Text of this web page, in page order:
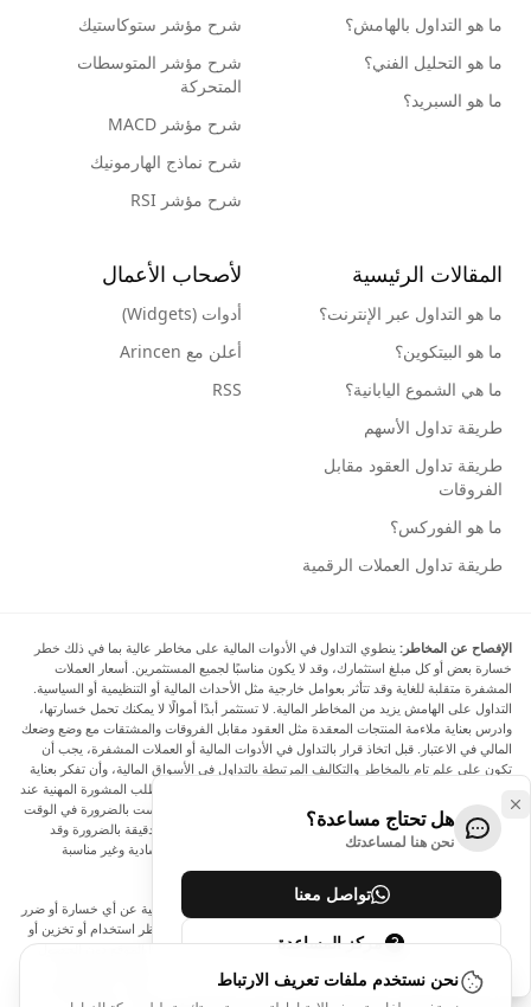
ما هو التداول بالهامش؟
ما هو التحليل الفني؟
ما هو السبريد؟
شرح مؤشر ستوكاستيك
شرح مؤشر المتوسطات
المتحركة
شرح مؤشر MACD
شرح نماذج الهارمونيك
شرح مؤشر RSI
المقالات الرئيسية
ما هو التداول عبر الإنترنت؟
ما هو البيتكوين؟
ما هي الشموع اليابانية؟
طريقة تداول الأسهم
طريقة تداول العقود مقابل
الفروقات
ما هو الفوركس؟
طريقة تداول العملات الرقمية
لأصحاب الأعمال
أدوات (Widgets)
أعلن مع Arincen
RSS
الإفصاح عن المخاطر: ينطوي التداول في الأدوات المالية على مخاطر عالية بما في ذلك خطر
خسارة بعض أو كل مبلغ استثمارك، وقد لا يكون مناسبًا لجميع المستثمرين. أسعار العملات
المشفرة متقلبة للغاية وقد تتأثر بعوامل خارجية مثل الأحداث المالية أو التنظيمية أو السياسية.
التداول على الهامش يزيد من المخاطر المالية. لا تستثمر أبدًا أموالًا لا يمكنك تحمل خسارتها،
وادرس بعناية ملاءمة المنتجات المعقدة مثل العقود مقابل الفروقات والمشتقات مع وضع وضعك
المالي في الاعتبار. قبل اتخاذ قرار بالتداول في الأدوات المالية أو العملات المشفرة، يجب أن
تكون على علم تام بالمخاطر والتكاليف المرتبطة بالتداول في الأسواق المالية، وأن تفكر بعناية
في أهدافك الاستثمارية ومستوى خبرتك ورغبتك في المخاطرة، وأن تطلب المشورة المهنية عند
الحاجة. تود Arincen أن تذكرك بأن البيانات الواردة في هذا الموقع ليست بالضرورة في الوقت
الفعلي وليست دقيقة. البيانات والأسعار الموجودة على الموقع ليست دقيقة بالضرورة وقد
تختلف عن السعر الفعلي في أي سوق معينة، مما يعني أن الأسعار إرشادية وغير مناسبة
لأغراض التداول.
لن يتحمل Arincen وأي مزود للبيانات الواردة في هذا الموقع المسؤولية عن أي خسارة أو ضرر
نتيجة لتداولك، أو اعتمادك على المعلومات الواردة في هذا الموقع. يحظر استخدام أو تخزين أو
إعادة إنتاج أو عرض أو تعديل أو نقل أو توزيع البيانات الموجودة في هذا الموقع دون الحصول
على إذن كتابي صريح مسبق من Arincen و/أو مزود البيانات. جميع حقوق الملكية الفكرية
محفوظة من قبل مقدمي الخدمة و/أو البورصة التي تقدم البيانات الواردة في هذا الموقع. قد
هل تحتاج مساعدة؟
نحن هنا لمساعدتك
تواصل معنا
مركز المساعدة
نحن نستخدم ملفات تعريف الارتباط